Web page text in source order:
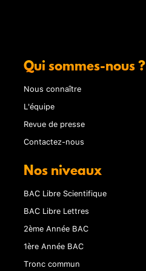
Qui sommes-nous ?
Nous connaître
L'équipe
Revue de presse
Contactez-nous
Nos niveaux
BAC Libre Scientifique
BAC Libre Lettres
2ème Année BAC
1ère Année BAC
Tronc commun